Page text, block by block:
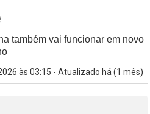
também vai funcionar em novo
às 03:15 - Atualizado há (1 mês)